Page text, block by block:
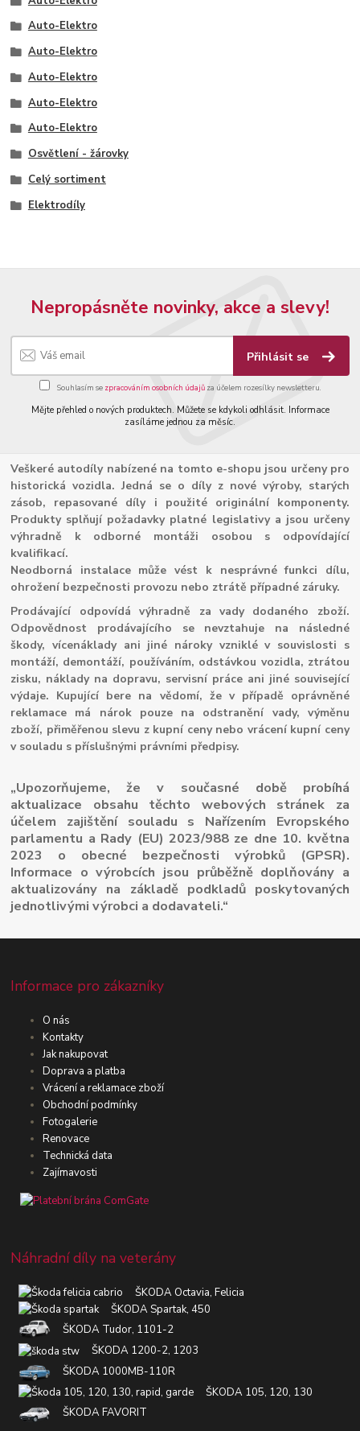
Auto-Elektro
Auto-Elektro
Auto-Elektro
Auto-Elektro
Auto-Elektro
Osvětlení - žárovky
Celý sortiment
Elektrodíly
Nepropásněte novinky, akce a slevy!
Přihlásit se
Souhlasím se zpracováním osobních údajůza účelem rozesílky newsletteru.
Mějte přehled o nových produktech. Můžete se kdykoli odhlásit. Informace
zasíláme jednou za měsíc.
Veškeré autodíly nabízené na tomto e-shopu jsou určeny pro
historická vozidla. Jedná se o díly z nové výroby, starých
zásob, repasované díly i použité originální komponenty.
Produkty splňují požadavky platné legislativy a jsou určeny
výhradně k odborné montáži osobou s odpovídající
kvalifikací.
Neodborná instalace může vést k nesprávné funkci dílu,
ohrožení bezpečnosti provozu nebo ztrátě případné záruky.
Prodávající odpovídá výhradně za vady dodaného zboží.
Odpovědnost prodávajícího se nevztahuje na následné
škody, vícenáklady ani jiné nároky vzniklé v souvislosti s
montáží, demontáží, používáním, odstávkou vozidla, ztrátou
zisku, náklady na dopravu, servisní práce ani jiné související
výdaje. Kupující bere na vědomí, že v případě oprávněné
reklamace má nárok pouze na odstranění vady, výměnu
zboží, přiměřenou slevu z kupní ceny nebo vrácení kupní ceny
v souladu s příslušnými právními předpisy.
„Upozorňujeme, že v současné době probíhá
aktualizace obsahu těchto webových stránek za
účelem zajištění souladu s Nařízením Evropského
parlamentu a Rady (EU) 2023/988 ze dne 10. května
2023 o obecné bezpečnosti výrobků (GPSR).
Informace o výrobcích jsou průběžně doplňovány a
aktualizovány na základě podkladů poskytovaných
jednotlivými výrobci a dodavateli.“
Informace pro zákazníky
O nás
Kontakty
Jak nakupovat
Doprava a platba
Vrácení a reklamace zboží
Obchodní podmínky
Fotogalerie
Renovace
Technická data
Zajímavosti
Náhradní díly na veterány
ŠKODA Octavia, Felicia
ŠKODA Spartak, 450
ŠKODA Tudor, 1101-2
ŠKODA 1200-2, 1203
ŠKODA 1000MB-110R
ŠKODA 105, 120, 130
ŠKODA FAVORIT